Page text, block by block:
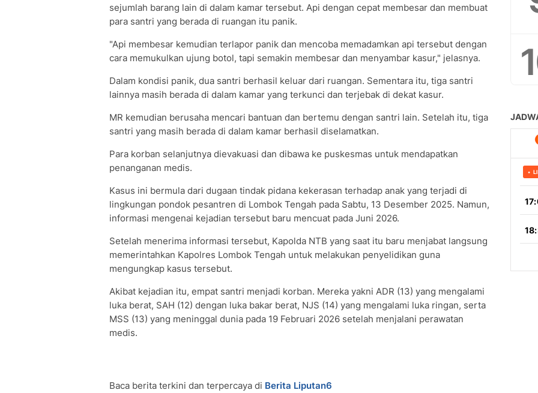
sejumlah barang lain di dalam kamar tersebut. Api dengan cepat membesar dan membuat
para santri yang berada di ruangan itu panik.
"Api membesar kemudian terlapor panik dan mencoba memadamkan api tersebut dengan
cara memukulkan ujung botol, tapi semakin membesar dan menyambar kasur," jelasnya.
Dalam kondisi panik, dua santri berhasil keluar dari ruangan. Sementara itu, tiga santri
lainnya masih berada di dalam kamar yang terkunci dan terjebak di dekat kasur.
MR kemudian berusaha mencari bantuan dan bertemu dengan santri lain. Setelah itu, tiga
santri yang masih berada di dalam kamar berhasil diselamatkan.
Para korban selanjutnya dievakuasi dan dibawa ke puskesmas untuk mendapatkan
penanganan medis.
Kasus ini bermula dari dugaan tindak pidana kekerasan terhadap anak yang terjadi di
lingkungan pondok pesantren di Lombok Tengah pada Sabtu, 13 Desember 2025. Namun,
informasi mengenai kejadian tersebut baru mencuat pada Juni 2026.
Setelah menerima informasi tersebut, Kapolda NTB yang saat itu baru menjabat langsung
memerintahkan Kapolres Lombok Tengah untuk melakukan penyelidikan guna
mengungkap kasus tersebut.
Akibat kejadian itu, empat santri menjadi korban. Mereka yakni ADR (13) yang mengalami
luka berat, SAH (12) dengan luka bakar berat, NJS (14) yang mengalami luka ringan, serta
MSS (13) yang meninggal dunia pada 19 Februari 2026 setelah menjalani perawatan
medis.
Baca berita terkini dan terpercaya di Berita Liputan6